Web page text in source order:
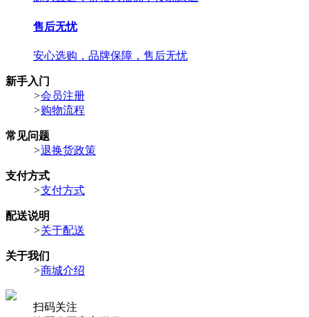
售后无忧
安心选购，品牌保障，售后无忧
新手入门
>会员注册
>购物流程
常见问题
>退换货政策
支付方式
>支付方式
配送说明
>关于配送
关于我们
>商城介绍
扫码关注